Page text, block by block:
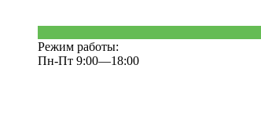
Режим работы:
Пн-Пт 9:00—18:00